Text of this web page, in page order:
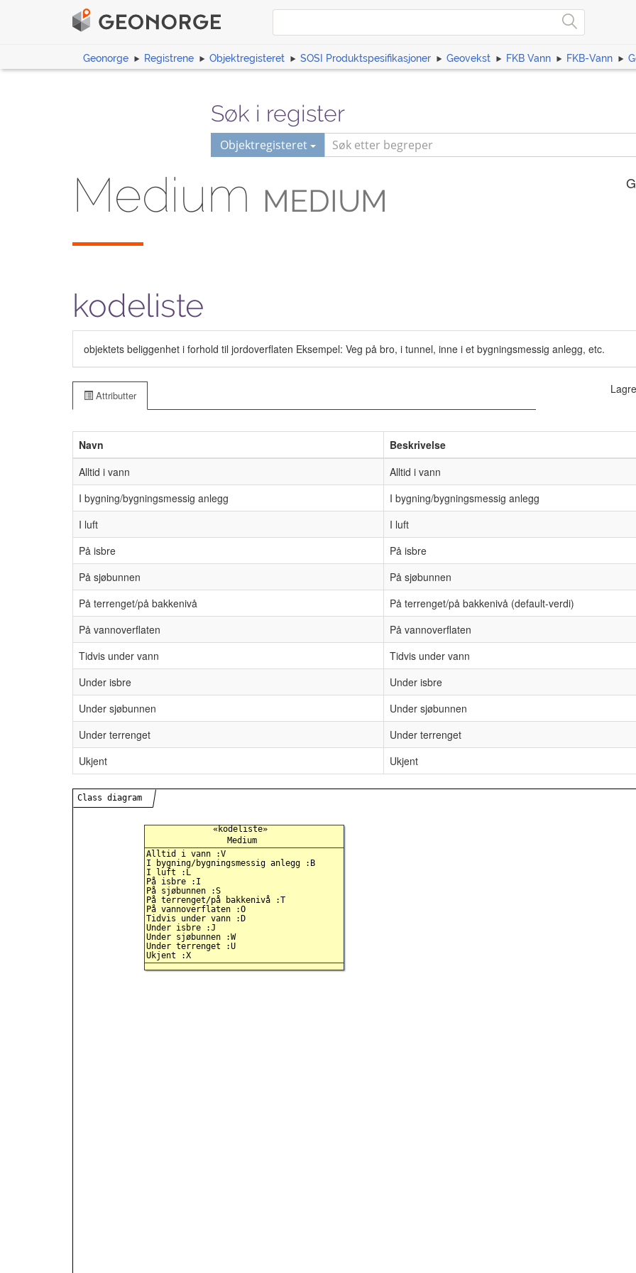
Geonorge Registrene Objektregisteret SOSI Produktspesifikasjoner Geovekst FKB Vann FKB-Vann
Søk i register
Objektregisteret
Medium MEDIUM
kodeliste
objektets beliggenhet i forhold til jordoverflaten Eksempel: Veg på bro, i tunnel, inne i et bygningsmessig anlegg, etc.
Attributter
Navn Beskrivelse
Alltid i vann
Alltid i vann
I bygning/bygningsmessig anlegg
I bygning/bygningsmessig anlegg
I luft
I luft
På isbre
På isbre
På sjøbunnen
På sjøbunnen
På terrenget/på bakkenivå
På terrenget/på bakkenivå (default-verdi)
På vannoverflaten
På vannoverflaten
Tidvis under vann
Tidvis under vann
Under isbre
Under isbre
Under sjøbunnen
Under sjøbunnen
Under terrenget
Under terrenget
Ukjent
Ukjent